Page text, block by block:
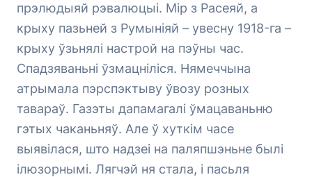
прэлюдыяй рэвалюцыі. Мір з Расеяй, а
крыху пазьней з Румыніяй – увесну 1918-га –
крыху ўзьнялі настрой на пэўны час.
Спадзяваньні ўзмацніліся. Нямеччына
атрымала пэрспэктыву ўвозу розных
тавараў. Газэты дапамагалі ўмацаваньню
гэтых чаканьняў. Але ў хуткім часе
выявілася, што надзеі на паляпшэньне былі
ілюзорнымі. Лягчэй ня стала, і пасьля